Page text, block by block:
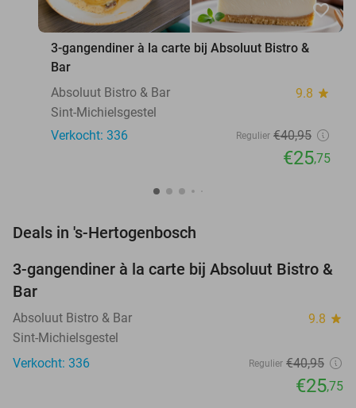
favorite_border
3-gangendiner à la carte bij Absoluut Bistro &
Bar
Absoluut Bistro & Bar
9.8 star
Sint-Michielsgestel
Verkocht: 336
Regulier €40,95
€25,75
Deals in 's-Hertogenbosch
37%
3-gangendiner à la carte bij Absoluut Bistro &
Bar
Absoluut Bistro & Bar 9.8 star
Sint-Michielsgestel
Verkocht: 336
Regulier €40,95
€25,75